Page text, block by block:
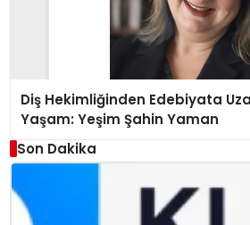
Diş Hekimliğinden Edebiyata
Yaşam: Yeşim Şahin Yaman
Son Dakika